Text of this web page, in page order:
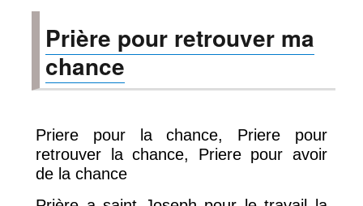
Prière pour retrouver ma
chance
Priere pour la chance, Priere pour
retrouver la chance, Priere pour avoir
de la chance